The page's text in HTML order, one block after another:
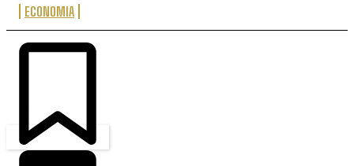
ECONOMIA